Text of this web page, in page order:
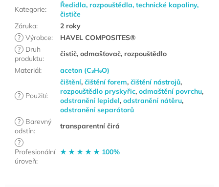
Kategorie:
Ředidla, rozpouštědla, technické kapaliny,
čističe
Záruka:
2 roky
? Výrobce:
HAVEL COMPOSITES®
?
Druh
produktu:
čistič, odmašťovač, rozpouštědlo
Materiál: aceton (C₃H₆O)
? Použití:
čištění, čištění forem, čištění nástrojů,
rozpouštědlo pryskyřic, odmaštění povrchu,
odstranění lepidel, odstranění nátěru,
odstranění separátorů
?
Barevný
odstín:
transparentní čirá
?
Profesionální
úroveň:
★ ★ ★ ★ ★ 100%